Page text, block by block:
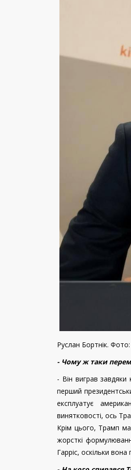
Руслан Бортнік.
- Чому ж таки
- Він виграв
перший
експлуатує
винятковості, ось
Крім цього, Трамп
жорсткі
Гарріс, оскільки